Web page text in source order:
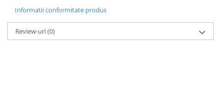
Informatii conformitate produs
Review-uri(0)